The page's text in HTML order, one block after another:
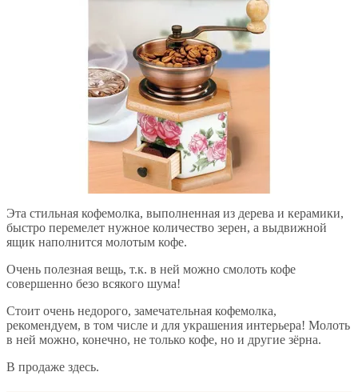
Эта стильная кофемолка, выполненная из дерева и керамики,
быстро перемелет нужное количество зерен, а выдвижной
ящик наполнится молотым кофе.
Очень полезная вещь, т.к. в ней можно смолоть кофе
совершенно безо всякого шума!
Стоит очень недорого, замечательная кофемолка,
рекомендуем, в том числе и для украшения интерьера! Молоть
в ней можно, конечно, не только кофе, но и другие зёрна.
В продаже здесь.